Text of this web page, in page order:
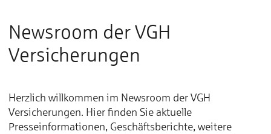
Newsroom der VGH
Versicherungen
Herzlich willkommen im Newsroom der VGH
Versicherungen. Hier finden Sie aktuelle
Presseinformationen, Geschäftsberichte, weitere